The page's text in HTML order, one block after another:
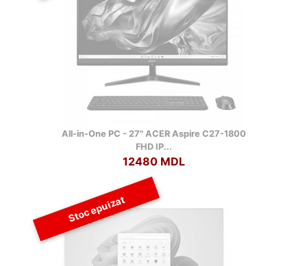
All-in-One PC - 27" ACER Aspire C27-1800
FHD IP...
12480 MDL
Stoc epuizat